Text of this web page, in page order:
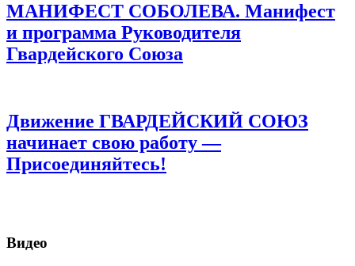
МАНИФЕСТ СОБОЛЕВА. Манифест
и программа Руководителя
Гвардейского Союза
Движение ГВАРДЕЙСКИЙ СОЮЗ
начинает свою работу —
Присоединяйтесь!
Видео